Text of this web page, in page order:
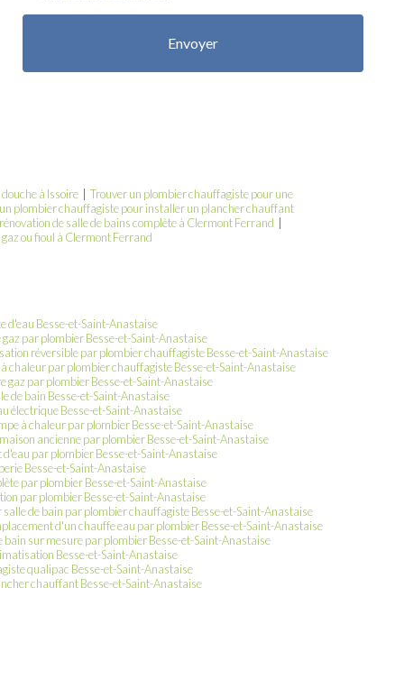
à Issoire| Trouver un plombier chauffagiste pour une
plombier chauffagiste pour installer un plancher chauffant
de salle de bains complète à Clermont Ferrand
ou fioul à Clermont Ferrand
d'eau Besse-et-Saint-Anastaise
par plombier Besse-et-Saint-Anastaise
réversible par plombier chauffagiste Besse-et-Saint-Anastaise
chaleur par plombier chauffagiste Besse-et-Saint-Anastaise
gaz par plombier Besse-et-Saint-Anastaise
de bain Besse-et-Saint-Anastaise
électrique Besse-et-Saint-Anastaise
à chaleur par plombier Besse-et-Saint-Anastaise
ancienne par plombier Besse-et-Saint-Anastaise
par plombier Besse-et-Saint-Anastaise
Besse-et-Saint-Anastaise
par plombier Besse-et-Saint-Anastaise
par plombier Besse-et-Saint-Anastaise
de bain par plombier chauffagiste Besse-et-Saint-Anastaise
d'un chauffe eau par plombier Besse-et-Saint-Anastaise
bain sur mesure par plombier Besse-et-Saint-Anastaise
Besse-et-Saint-Anastaise
qualipac Besse-et-Saint-Anastaise
chauffant Besse-et-Saint-Anastaise